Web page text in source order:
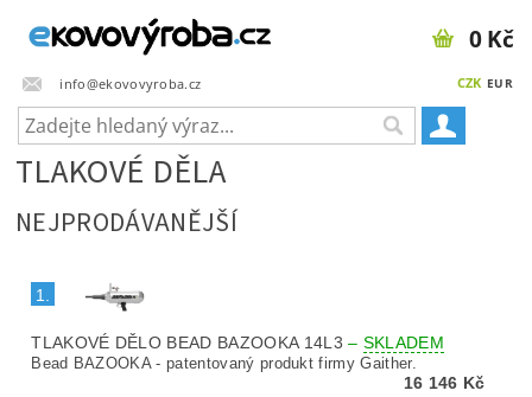
info@ekovovyroba.cz CZK EUR
0 Kč
TLAKOVÉ DĚLA
NEJPRODÁVANĚJŠÍ
1.
TLAKOVÉ DĚLO BEAD BAZOOKA 14L3– SKLADEM
Bead BAZOOKA - patentovaný produkt firmy Gaither.
16 146 Kč